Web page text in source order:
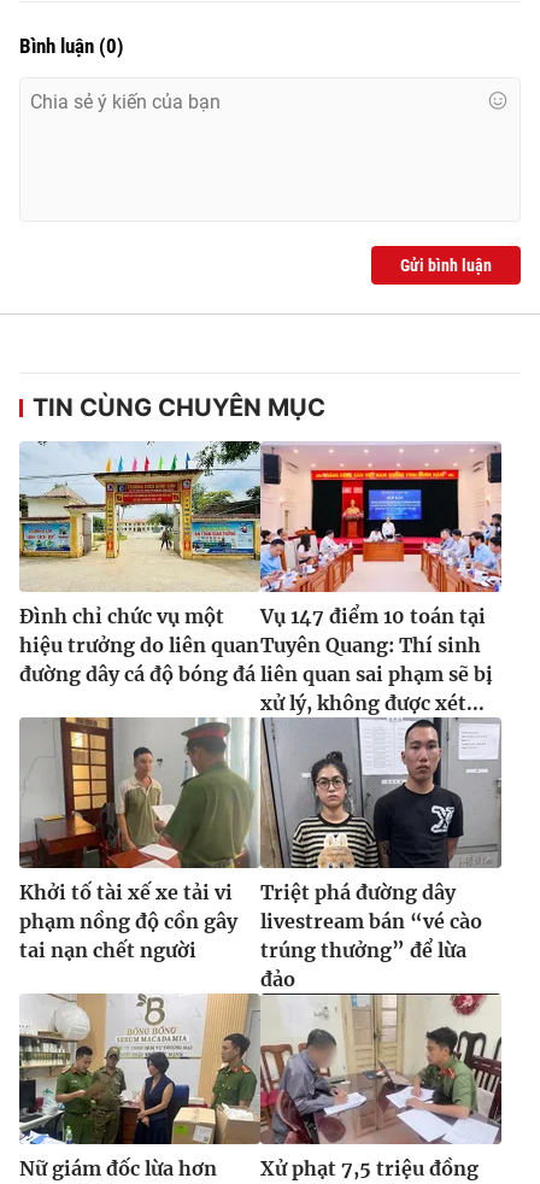
Bình luận (0)
Gửi bình luận
TIN CÙNG CHUYÊN MỤC
Đình chỉ chức vụ một
hiệu trưởng do liên quan
đường dây cá độ bóng đá
Vụ 147 điểm 10 toán tại
Tuyên Quang: Thí sinh
liên quan sai phạm sẽ bị
xử lý, không được xét...
Khởi tố tài xế xe tải vi
phạm nồng độ cồn gây
tai nạn chết người
Triệt phá đường dây
livestream bán “vé cào
trúng thưởng” để lừa
đảo
Nữ giám đốc lừa hơn
Xử phạt 7,5 triệu đồng